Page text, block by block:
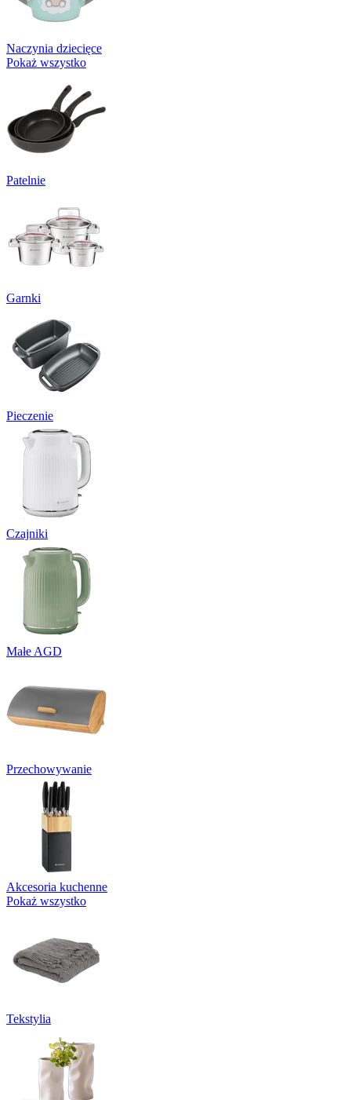
Naczynia dziecięce
Pokaż wszystko
Patelnie
Garnki
Pieczenie
Czajniki
Małe AGD
Przechowywanie
Akcesoria kuchenne
Pokaż wszystko
Tekstylia